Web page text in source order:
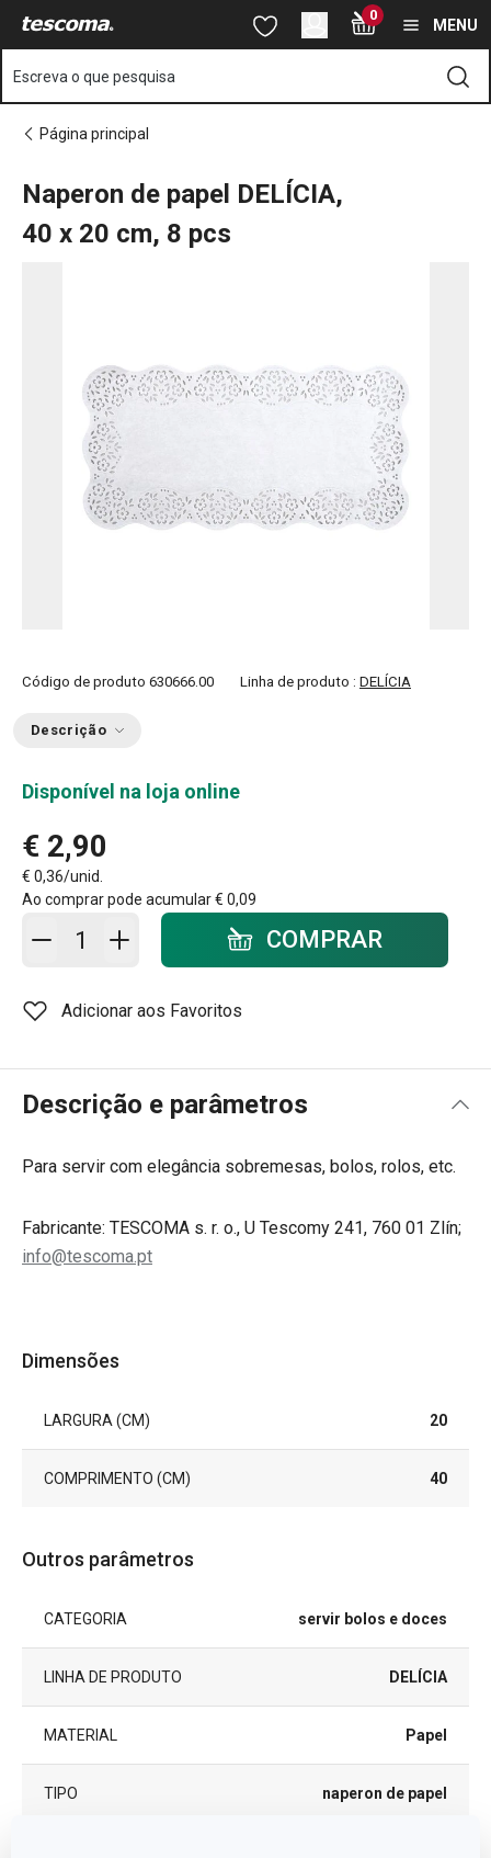
Está na página Naperon de papel DELÍCIA, 40x20 cm, 8 pcs
Saltar para o conteúdo principal
Saltar para a pesquisa
Saltar para a navegação 0
MENU
Escreva o que pesquisa
Página principal
Naperon de papel DELÍCIA,
40 x 20 cm, 8 pcs
Código de produto 630666.00 Linha de produto : DELÍCIA
Descrição
Disponível na loja online
€ 2,90
€ 0,36/unid.
Ao comprar pode acumular€ 0,09
Adicionar ao carrinho - quantidadeCOMPRAR
Adicionar aos Favoritos
Descrição e parâmetros
Para servir com elegância sobremesas, bolos, rolos, etc.
Fabricante: TESCOMA s. r. o., U Tescomy 241, 760 01 Zlín;
info@tescoma.pt
Dimensões
LARGURA (CM) 20
COMPRIMENTO (CM) 40
Outros parâmetros
CATEGORIA servir bolos e doces
LINHA DE PRODUTO DELÍCIA
MATERIAL Papel
TIPO naperon de papel